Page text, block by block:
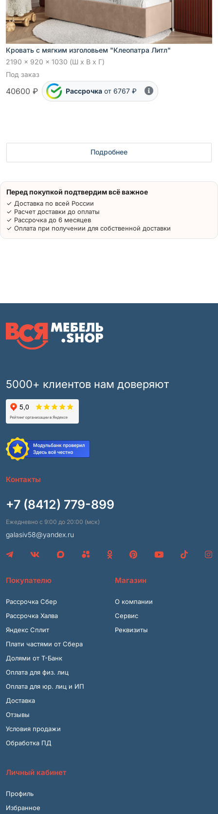
Кровать с мягким изголовьем "Клеопатра Литл"
2190 x 920 x 1030 (Ш x В x Г)
Под заказ
40600 ₽ Рассрочка от 6767 ₽
Подробнее
Перед покупкой подтвердим всё важное
✓ Доставка по всей России
✓ Расчет доставки до оплаты
✓ Рассрочка до 6 месяцев
✓ Оплата при получении для собственной доставки
5000+ клиентов нам доверяют
Контакты
+7 (8412) 779-899
Ежедневно с 9:00 до 20:00 (мск)
galasiv58@yandex.ru
Покупателю
Рассрочка Сбер
Рассрочка Халва
Яндекс Сплит
Плати частями от Сбера
Долями от Т-Банк
Оплата для физ. лиц
Оплата для юр. лиц и ИП
Доставка
Отзывы
Условия продажи
Обработка ПД
Магазин
О компании
Сервис
Реквизиты
Личный кабинет
Профиль
Избранное